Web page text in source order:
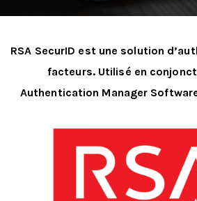
RSA SecurID est une solution
facteurs. Utilisé en
Authentication Manager